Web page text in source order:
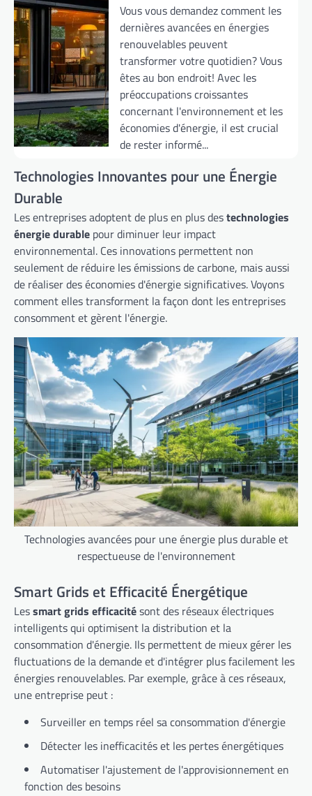
Vous vous demandez comment les
dernières avancées en énergies
renouvelables peuvent
transformer votre quotidien? Vous
êtes au bon endroit! Avec les
préoccupations croissantes
concernant l'environnement et les
économies d'énergie, il est crucial
de rester informé...
Technologies Innovantes pour une Énergie
Durable
Les entreprises adoptent de plus en plus destechnologies
énergie durable pour diminuer leur impact
environnemental. Ces innovations permettent non
seulement de réduire les émissions de carbone, mais aussi
de réaliser des économies d'énergie significatives. Voyons
comment elles transforment la façon dont les entreprises
consomment et gèrent l'énergie.
Technologies avancées pour une énergie plus durable et
respectueuse de l'environnement
Smart Grids et Efficacité Énergétique
Lessmart grids efficacitésont des réseaux électriques
intelligents qui optimisent la distribution et la
consommation d'énergie. Ils permettent de mieux gérer les
fluctuations de la demande et d'intégrer plus facilement les
énergies renouvelables. Par exemple, grâce à ces réseaux,
une entreprise peut :
Surveiller en temps réel sa consommation d'énergie
Détecter les inefficacités et les pertes énergétiques
Automatiser l'ajustement de l'approvisionnement en
fonction des besoins